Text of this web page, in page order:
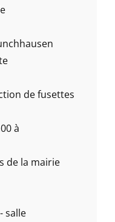
de fusettes
à
de la mairie
salle